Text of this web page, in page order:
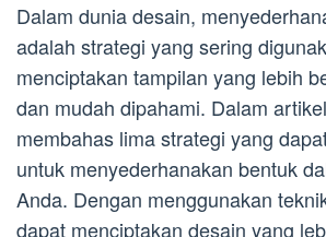
Dalam dunia desain,
adalah strategi yang sering
menciptakan tampilan yang lebih
dan mudah dipahami. Dalam
membahas lima strategi yang
untuk menyederhanakan bentuk
Anda. Dengan menggunakan
dapat menciptakan desain yang